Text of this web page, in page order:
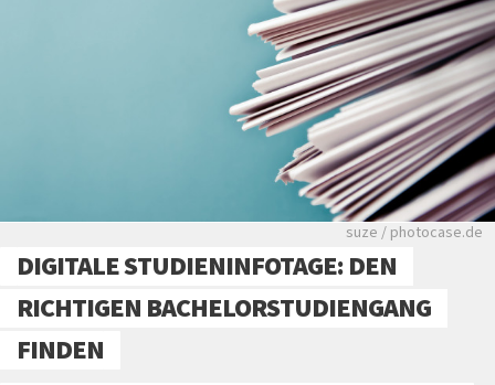
Viele Zeitungen.
suze / photocase.de
DIGITALE STUDIENINFOTAGE: DEN
RICHTIGEN BACHELORSTUDIENGANG
FINDEN